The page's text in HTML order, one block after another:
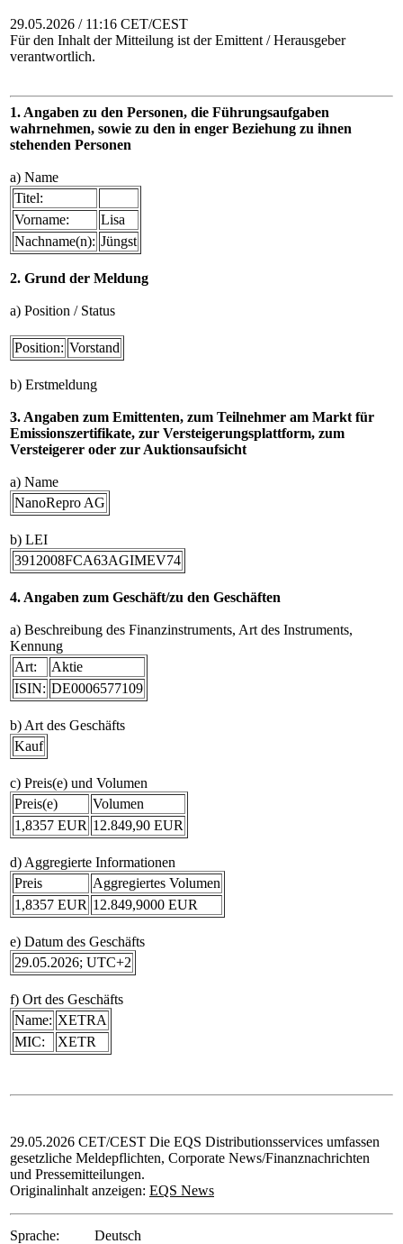
29.05.2026 / 11:16 CET/CEST
Für den Inhalt der Mitteilung ist der Emittent / Herausgeber
verantwortlich.
1. Angaben zu den Personen, die Führungsaufgaben
wahrnehmen, sowie zu den in enger Beziehung zu ihnen
stehenden Personen
a) Name
Titel:
Vorname:
Lisa
Nachname(n): Jüngst
2. Grund der Meldung
a) Position / Status
Position: Vorstand
b) Erstmeldung
3. Angaben zum Emittenten, zum Teilnehmer am Markt für
Emissionszertifikate, zur Versteigerungsplattform, zum
Versteigerer oder zur Auktionsaufsicht
a) Name
NanoRepro AG
b) LEI
3912008FCA63AGIMEV74
4. Angaben zum Geschäft/zu den Geschäften
a) Beschreibung des Finanzinstruments, Art des Instruments,
Kennung
Art:
Aktie
ISIN: DE0006577109
b) Art des Geschäfts
Kauf
c) Preis(e) und Volumen
Preis(e)
Volumen
1,8357 EUR 12.849,90 EUR
d) Aggregierte Informationen
Preis
Aggregiertes Volumen
1,8357 EUR 12.849,9000 EUR
e) Datum des Geschäfts
29.05.2026; UTC+2
f) Ort des Geschäfts
Name: XETRA
MIC:
XETR
29.05.2026 CET/CEST Die EQS Distributionsservices umfassen
gesetzliche Meldepflichten, Corporate News/Finanznachrichten
und Pressemitteilungen.
Originalinhalt anzeigen: EQS News
Sprache:
Deutsch